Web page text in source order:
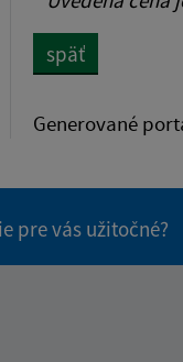
späť
Generované
pre vás užitočné?